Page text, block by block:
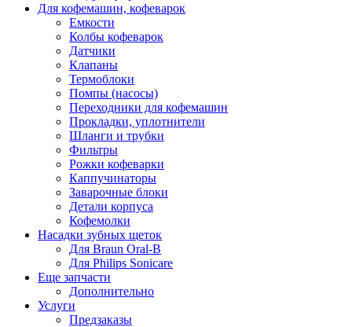
Для кофемашин, кофеварок
Емкости
Колбы кофеварок
Датчики
Клапаны
Термоблоки
Помпы (насосы)
Переходники для кофемашин
Прокладки, уплотнители
Шланги и трубки
Фильтры
Рожки кофеварки
Каппучинаторы
Заварочные блоки
Детали корпуса
Кофемолки
Насадки зубных щеток
Для Braun Oral-B
Для Philips Sonicare
Еще запчасти
Дополнительно
Услуги
Предзаказы